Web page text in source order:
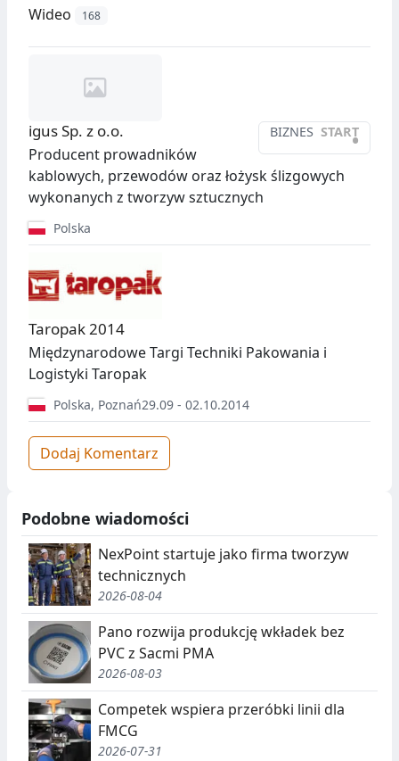
Wideo 168
BIZNES START
•
igus Sp. z o.o.
Producent prowadników
kablowych, przewodów oraz łożysk ślizgowych
wykonanych z tworzyw sztucznych
Polska
Taropak 2014
Międzynarodowe Targi Techniki Pakowania i
Logistyki Taropak
Polska, Poznań29.09 - 02.10.2014
Dodaj Komentarz
Podobne wiadomości
NexPoint startuje jako firma tworzyw
technicznych
2026-08-04
Pano rozwija produkcję wkładek bez
PVC z Sacmi PMA
2026-08-03
Competek wspiera przeróbki linii dla
FMCG
2026-07-31